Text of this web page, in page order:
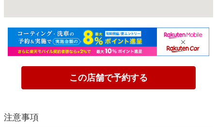
この店舗で予約する
注意事項